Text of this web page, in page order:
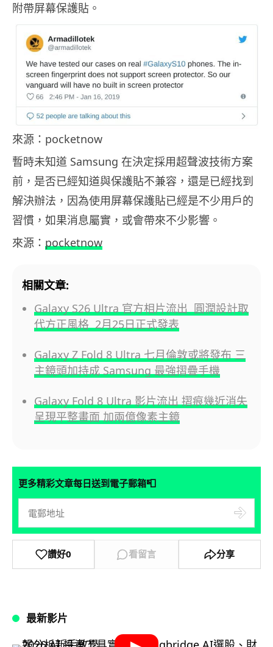
附帶屏幕保護貼。
來源：pocketnow
暫時未知道 Samsung 在決定採用超聲波技術方案
前，是否已經知道與保護貼不兼容，還是已經找到
解決辦法，因為使用屏幕保護貼已經是不少用戶的
習慣，如果消息屬實，或會帶來不少影響。
來源： pocketnow
相關文章:
Galaxy S26 Ultra 官方相片流出 圓潤設計取
代方正風格 2月25日正式發表
Galaxy Z Fold 8 Ultra 七月倫敦或將發布 三
主鏡頭加持成 Samsung 最強摺疊手機
Galaxy Fold 8 Ultra 影片流出 摺痕幾近消失
呈現平整畫面 加兩億像素主鏡
更多精彩文章每日送到電子郵箱📮
讚好0 看留言 分享
最新影片